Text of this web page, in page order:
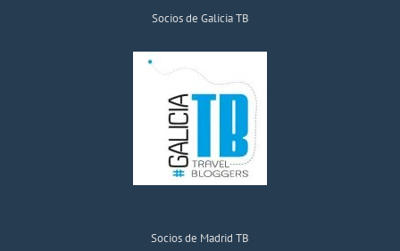
Socios de Galicia TB
Socios de Madrid TB